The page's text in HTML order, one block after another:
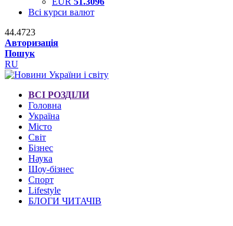
Всі курси валют
44.4723
Авторизація
Пошук
RU
ВСІ РОЗДІЛИ
Головна
Україна
Місто
Світ
Бізнес
Наука
Шоу-бізнес
Спорт
Lifestyle
БЛОГИ ЧИТАЧІВ